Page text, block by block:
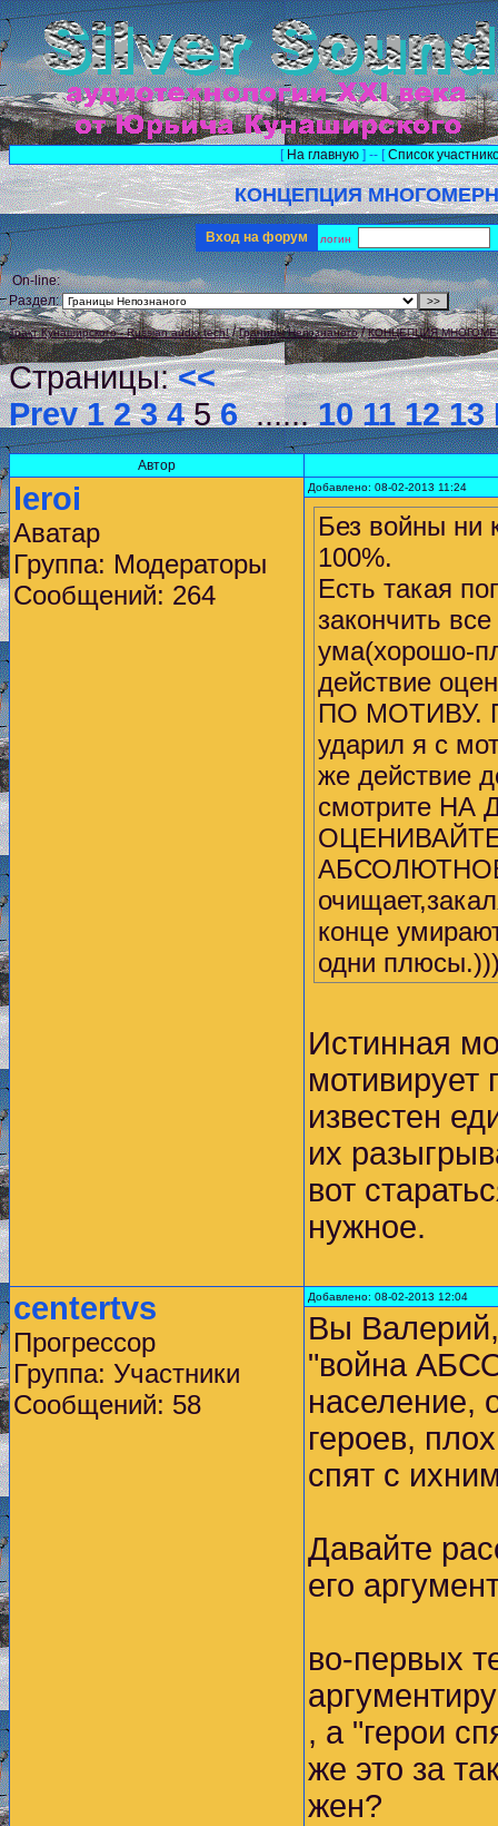
[ На главную] -- [Список
КОНЦЕПЦИЯ
Вход на форум логин
On-line:
Раздел:
Тракт Кунаширского - Russian audio tech!/Границы Непознаного/КОНЦЕПЦИЯ
Страницы:<<
Prev 1 2 3 4 5 6......10 11 12 13
Автор
leroi
Аватар
Группа: Модераторы
Сообщений: 264
Добавлено: 08-02-2013 11:24
Без войны ни
100%.
Есть такая
закончить
ума(хорошо-
действие
ПО МОТИВУ.
ударил я с
же действие
смотрите
АБСОЛЮТНОЕ
конце
одни
Истинная
мотивирует
известен
их
вот
нужное.
centertvs
Прогрессор
Группа: Участники
Сообщений: 58
Добавлено: 08-02-2013 12:04
Вы
"война
население,
героев,
спят с
Давайте
его
во-первых
, а "герои
же это за
жен?